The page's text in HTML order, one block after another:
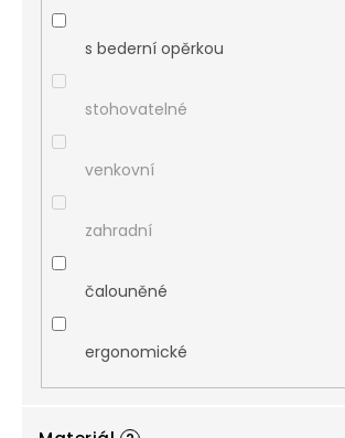
s bederní opěrkou
stohovatelné
venkovní
zahradní
čalouněné
ergonomické